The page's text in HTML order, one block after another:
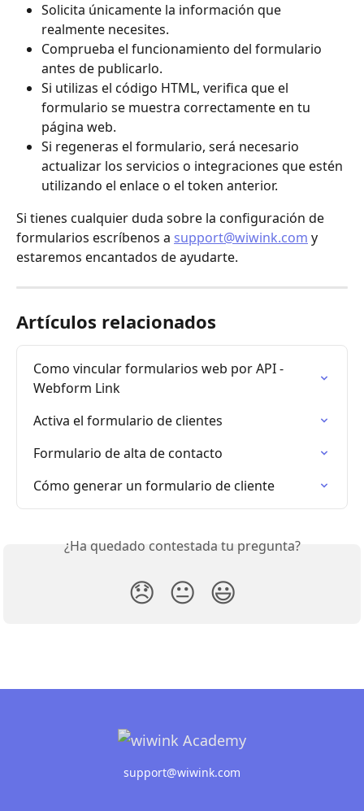
Solicita únicamente la información que
realmente necesites.
Comprueba el funcionamiento del formulario
antes de publicarlo.
Si utilizas el código HTML, verifica que el
formulario se muestra correctamente en tu
página web.
Si regeneras el formulario, será necesario
actualizar los servicios o integraciones que estén
utilizando el enlace o el token anterior.
Si tienes cualquier duda sobre la configuración de
formularios escríbenos a support@wiwink.com y
estaremos encantados de ayudarte.
Artículos relacionados
Como vincular formularios web por API -
Webform Link
Activa el formulario de clientes
Formulario de alta de contacto
Cómo generar un formulario de cliente
¿Ha quedado contestada tu pregunta?
😞 😐 😃
support@wiwink.com